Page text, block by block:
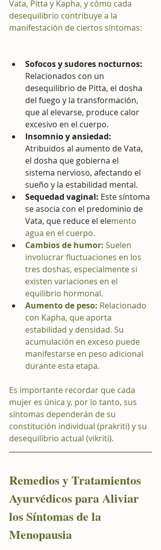
Vata, Pitta y Kapha, y cómo cada
desequilibrio contribuye a la
manifestación de ciertos síntomas:
Sofocos y sudores nocturnos:
Relacionados con un
desequilibrio de Pitta, el dosha
del fuego y la transformación,
que al elevarse, produce calor
excesivo en el cuerpo.
Insomnio y ansiedad:
Atribuidos al aumento de Vata,
el dosha que gobierna el
sistema nervioso, afectando el
sueño y la estabilidad mental.
Sequedad vaginal: Este síntoma
se asocia con el predominio de
Vata, que reduce el elemento
agua en el cuerpo.
Cambios de humor: Suelen
involucrar fluctuaciones en los
tres doshas, especialmente si
existen variaciones en el
equilibrio hormonal.
Aumento de peso: Relacionado
con Kapha, que aporta
estabilidad y densidad. Su
acumulación en exceso puede
manifestarse en peso adicional
durante esta etapa.
Es importante recordar que cada
mujer es única y, por lo tanto, sus
síntomas dependerán de su
constitución individual (prakriti) y su
desequilibrio actual (vikriti).
Remedios y Tratamientos
Ayurvédicos para Aliviar
los Síntomas de la
Menopausia